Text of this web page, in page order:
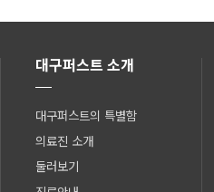
대구퍼스트 소개
대구퍼스트의 특별함
의료진 소개
둘러보기